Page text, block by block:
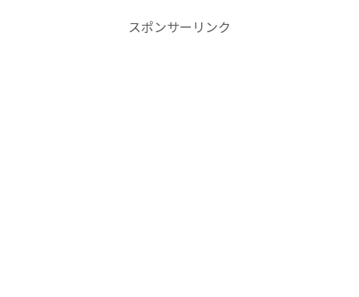
スポンサーリンク